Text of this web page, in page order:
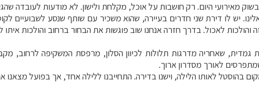
בשוק מאירועי היום. רק חושבות על אוכל, מקלחת ולישון. לא מודעות לעובדה
והולכות לאכול. בדרך חזרה אנחנו שוב פוגשות את הבחור ברחוב והולכות
גמדית, שאחריה מדרגות תלולות לכיוון הסלון, מרפסת המשקיפה לרחוב,
לאורך מסדרון ארוך.
בהוסטל לאותו הלילה, וישנו בדירה. התחייבנו ללילה אחד, אך בפועל